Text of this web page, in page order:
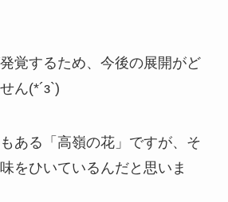
覚するため、今後の展開がど
ん(*´з`)
ある「高嶺の花」ですが、そ
をひいているんだと思いま